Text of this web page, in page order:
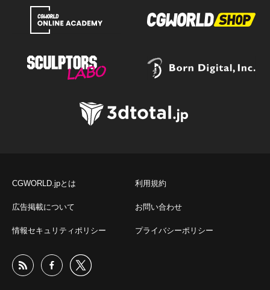
CGWORLD.jpとは 利用規約
広告掲載について お問い合わせ
情報セキュリティポリシー プライバシーポリシー